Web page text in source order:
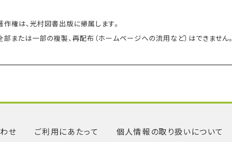
権は、光村図書出版に帰属します。
または一部の複製、再配布（ホームページへの流用など）はできません。
せ ご利用にあたって 個人情報の取り扱いについて